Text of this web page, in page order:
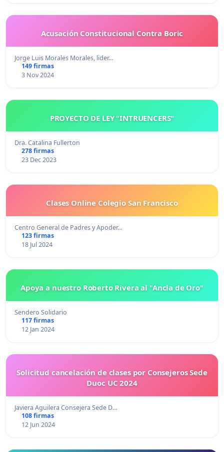
Acusación Constitucional Contra Boric
Jorge Luis Morales Morales, lider…
149 firmas
3 Nov 2024
PROYECTO DE LEY "INTRUENCERS"
Dra. Catalina Fullerton
278 firmas
23 Dec 2023
Clases Online Colegio San Francisco
Centro General de Padres y Apoder…
123 firmas
18 Jul 2024
Apoya a nuestro Roberto Rivera al "Ancla de Oro"
Sendero Solidario
117 firmas
12 Jan 2024
Solicitud cancelación de clases por Consejeros Sede
Duoc UC 2024
Javiera Aguilera Consejera Sede D…
108 firmas
12 Jun 2024